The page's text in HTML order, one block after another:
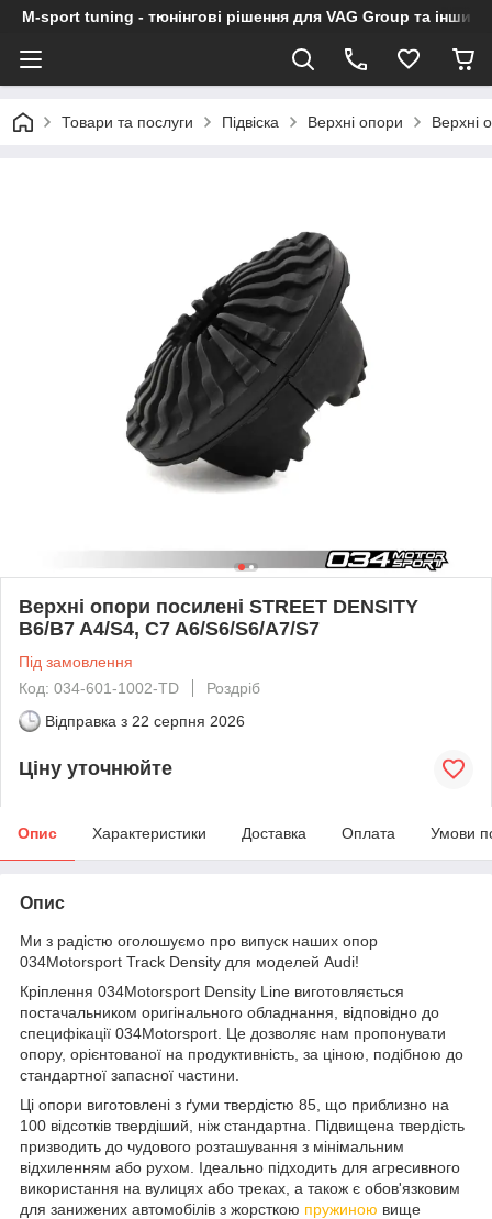
M-sport tuning - тюнінгові рішення для VAG Group та інших
Товари та послуги Підвіска Верхні опори Верхні
Верхні опори посилені STREET DENSITY
B6/B7 A4/S4, C7 A6/S6/S6/A7/S7
Під замовлення
Код: 034-601-1002-TD
Роздріб
Відправка з 22 серпня 2026
Ціну уточнюйте
Опис Характеристики Доставка Оплата Умови
Опис
Ми з радістю оголошуємо про випуск наших опор
034Motorsport Track Density для моделей Audi!
Кріплення 034Motorsport Density Line виготовляється
постачальником оригінального обладнання, відповідно до
специфікації 034Motorsport. Це дозволяє нам пропонувати
опору, орієнтованої на продуктивність, за ціною, подібною до
стандартної запасної частини.
Ці опори виготовлені з ґуми твердістю 85, що приблизно на
100 відсотків твердіший, ніж стандартна. Підвищена твердість
призводить до чудового розташування з мінімальним
відхиленням або рухом. Ідеально підходить для агресивного
використання на вулицях або треках, а також є обов'язковим
для занижених автомобілів з жорсткою пружиною вище